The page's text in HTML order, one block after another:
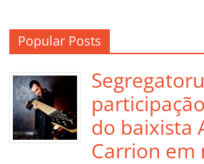
Popular Posts
do baixista
Carrion em